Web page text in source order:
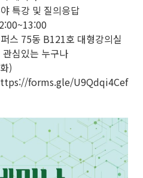
특강 및 질의응답
스 75동 B121호 대형강의실
심있는 누구나
)
forms.gle/U9Qdqi4Cef